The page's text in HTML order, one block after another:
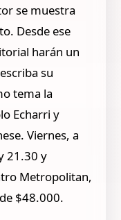
se muestra
Desde ese
harán un
su
tema la
Echarri y
Viernes, a
21.30 y
Metropolitan,
$48.000.